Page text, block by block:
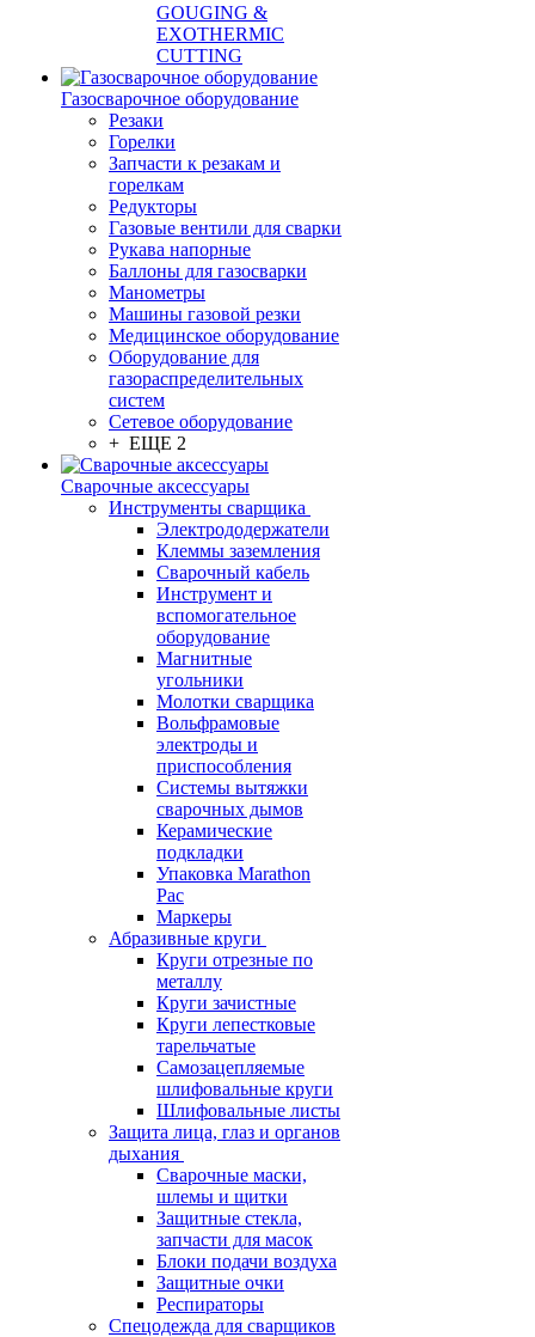
GOUGING &
EXOTHERMIC
CUTTING
Газосварочное оборудование
Резаки
Горелки
Запчасти к резакам и
горелкам
Редукторы
Газовые вентили для сварки
Рукава напорные
Баллоны для газосварки
Манометры
Машины газовой резки
Медицинское оборудование
Оборудование для
газораспределительных
систем
Сетевое оборудование
+ ЕЩЕ 2
Сварочные аксессуары
Инструменты сварщика
Электрододержатели
Клеммы заземления
Сварочный кабель
Инструмент и
вспомогательное
оборудование
Магнитные
угольники
Молотки сварщика
Вольфрамовые
электроды и
приспособления
Системы вытяжки
сварочных дымов
Керамические
подкладки
Упаковка Marathon
Pac
Маркеры
Абразивные круги
Круги отрезные по
металлу
Круги зачистные
Круги лепестковые
тарельчатые
Самозацепляемые
шлифовальные круги
Шлифовальные листы
Защита лица, глаз и органов
дыхания
Сварочные маски,
шлемы и щитки
Защитные стекла,
запчасти для масок
Блоки подачи воздуха
Защитные очки
Респираторы
Спецодежда для сварщиков